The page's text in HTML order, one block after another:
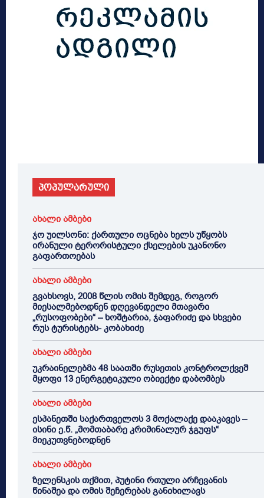
პოპულარული
ახალი ამბები
ჯო უილსონი: ქართული ოცნება ხელს უწყობს
ირანული ტერორისტული ქსელების უკანონო
გაფართოებას
ახალი ამბები
გვახსოვს, 2008 წლის ომის შემდეგ, როგორ
მიესალმებოდნენ დღევანდელი მთავარი
„რუსოფობები“ – ხოშტარია, ჯაფარიძე და სხვები
რუს ტურისტებს- კობახიძე
ახალი ამბები
უკრაინელებმა 48 საათში რუსეთის კონტროლქვეშ
მყოფი 13 ენერგეტიკული ობიექტი დაბომბეს
ახალი ამბები
ესპანეთში საქართველოს 3 მოქალაქე დააკავეს –
ისინი ე.წ. „მომთაბარე კრიმინალურ ჯგუფს“
მიეკუთვნებოდნენ
ახალი ამბები
ზელენსკის თქმით, პუტინი რთული არჩევანის
წინაშეა და ომის შეჩერებას განიხილავს